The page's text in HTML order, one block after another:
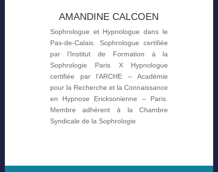
AMANDINE CALCOEN
Sophrologue et Hypnologue dans le
Pas-de-Calais. Sophrologue certifiée
par l’Institut de Formation à la
Sophrologie Paris X Hypnologue
certifiée par l’ARCHE – Académie
pour la Recherche et la Connaissance
en Hypnose Ericksonienne – Paris.
Membre adhérent à la Chambre
Syndicale de la Sophrologie